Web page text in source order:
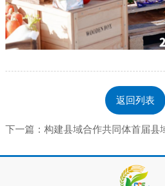
返回列表
下一篇：构建县域合作共同体首届